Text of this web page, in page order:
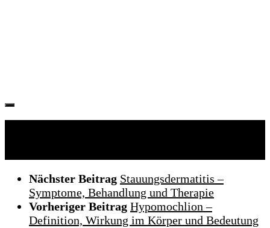
Nächster Beitrag Stauungsdermatitis –
Symptome, Behandlung und Therapie
Vorheriger Beitrag Hypomochlion –
Definition, Wirkung im Körper und Bedeutung